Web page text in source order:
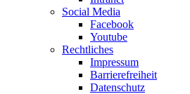
Social Media
Facebook
Youtube
Rechtliches
Impressum
Barrierefreiheit
Datenschutz